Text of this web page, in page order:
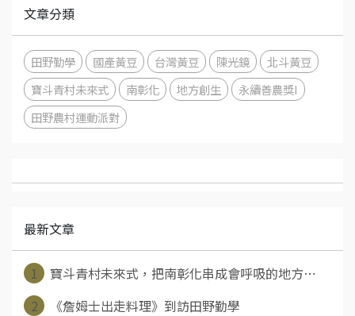
文章分類
田野勤學 國產黃豆 台灣黃豆 陳光鏡
北斗黃豆
寶斗青村未來式
南彰化 地方創生
永續善農獎I
田野農村運動派對
最新文章
1
寶斗青村未來式，把南彰化串成會呼吸的地方⋯
2
《詹姆士出走料理》到訪田野勤學